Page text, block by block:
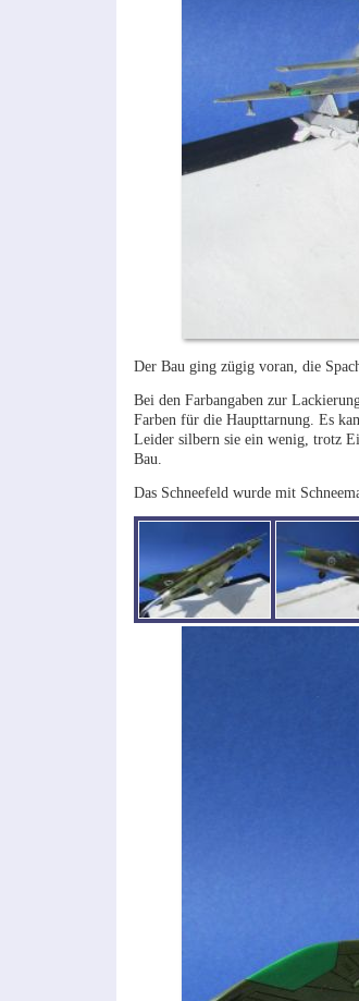
Der Bau ging zügig voran, die
Bei den Farbangaben zur
Farben für die Haupttarnung. Es
Leider silbern sie ein wenig, trotz
Bau.
Das Schneefeld wurde mit